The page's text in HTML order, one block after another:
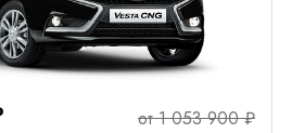
от 1 053 900 ₽